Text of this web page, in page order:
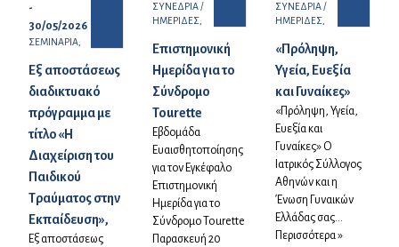
-
30/05/2026
ΣΕΜΙΝΑΡΙΑ,
Eξ αποστάσεως
διαδικτυακό
πρόγραμμα με
τίτλο «Η
Διαχείριση του
Παιδικού
Τραύματος στην
Εκπαίδευση»,
Eξ αποστάσεως
ΣΥΝΕΔΡΙΑ /
ΗΜΕΡΙΔΕΣ,
Επιστημονική
Ημερίδα για το
Σύνδρομο
Tourette
Εβδομάδα
Ευαισθητοποίησης
για τον Εγκέφαλο
Επιστημονική
Ημερίδα για το
Σύνδρομο Tourette
Παρασκευή 20
ΣΥΝΕΔΡΙΑ /
ΗΜΕΡΙΔΕΣ,
«Πρόληψη,
Υγεία, Ευεξία
και Γυναίκες»
«Πρόληψη, Υγεία,
Ευεξία και
Γυναίκες» Ο
Ιατρικός Σύλλογος
Αθηνών και η
Ένωση Γυναικών
Ελλάδας σας...
Περισσότερα »